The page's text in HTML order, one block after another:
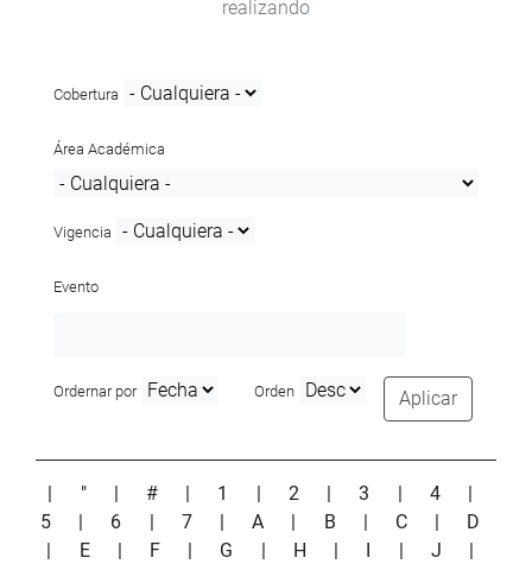
realizando
Cobertura
Área Académica
Vigencia
Evento
Ordernar por Orden Aplicar
| " | # | 1 | 2 |3 | 4
|
5
| 6 | 7 |A | B | C | D
| E | F | G | H | I | J
|